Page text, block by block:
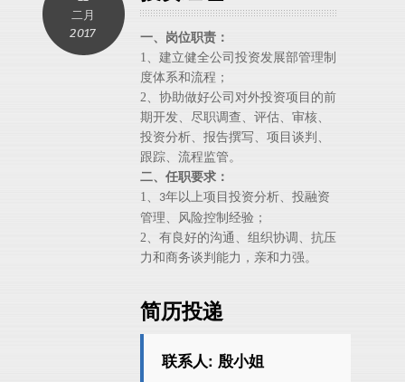
二月
2017
一、岗位职责：
1 、建立健全公司投资发展部管理制
度体系和流程；
2、协助做好公司对外投资项目的前
期开发、尽职调查、评估、审核、
投资分析、报告撰写、项目谈判、
跟踪、流程监管。
二、任职要求：
1、 3年以上项目投资分析、投融资
管理、风险控制经验；
2、有良好的沟通、组织协调、抗压
力和商务谈判能力，亲和力强。
简历投递
联系人: 殷小姐